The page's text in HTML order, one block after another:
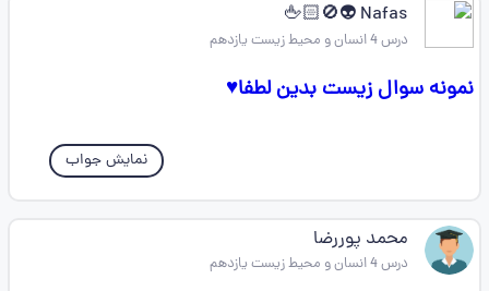
Nafas 👽🚫🖕🏻
درس 4 انسان و محیط زیست یازدهم
نمونه سوال زیست بدین لطفا♥
نمایش جواب
محمد پوررضا
درس 4 انسان و محیط زیست یازدهم